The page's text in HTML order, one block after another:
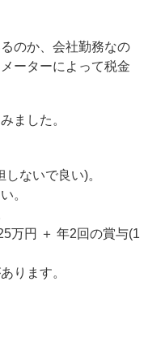
のか、会社勤務なの
ーターによって税金
ました。
ないで良い)。
。
万円 ＋ 年2回の賞与(1
ります。